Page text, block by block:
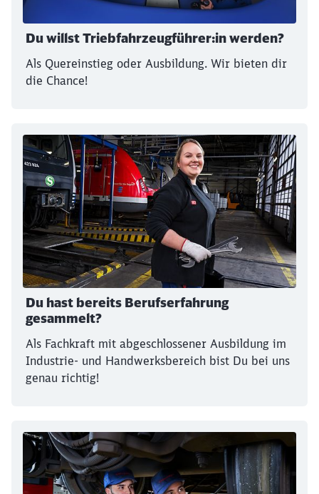
Du willst Triebfahrzeugführer:in werden?
Als Quereinstieg oder Ausbildung. Wir bieten dir
die Chance!
Du hast bereits Berufserfahrung
gesammelt?
Als Fachkraft mit abgeschlossener Ausbildung im
Industrie- und Handwerksbereich bist Du bei uns
genau richtig!
Schließen
Möchten Sie zu
werden?